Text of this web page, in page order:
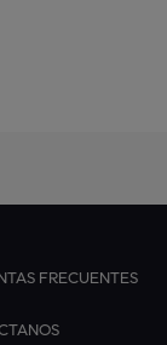
FRECUENTES